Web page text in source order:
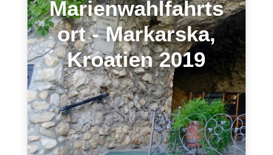
Marienwahlfahrts
ort - Markarska,
Kroatien 2019